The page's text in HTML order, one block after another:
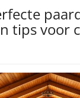
tips voor